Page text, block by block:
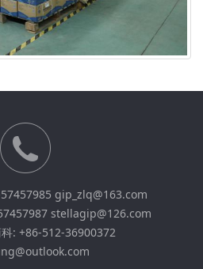
gip_zlq@163.com
stellagip@126.com
: +86-512-36900372